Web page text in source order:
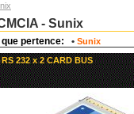
- Sunix
que pertence: • Sunix
232 x 2 CARD BUS